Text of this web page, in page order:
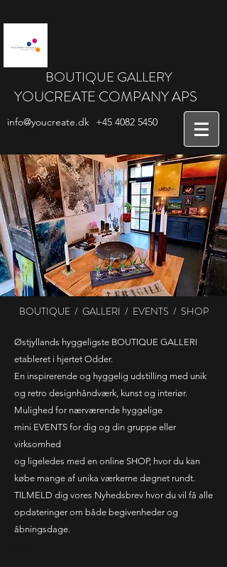
BOUTIQUE GALLERY
YOUCREATE COMPANY APS
info@youcreate.dk +45 4082 5450
BOUTIQUE / GALLERI / EVENTS / SHOP
Østjyllands hyggeligste BOUTIQUE GALLERI
etableret i hjertet Odder.
En inspirerende og hyggelig udstilling med unik
og retro designhåndværk, kunst og interiør.
Mulighed for nærværende hyggelige
mini EVENTS for dig og din gruppe eller
virksomhed
og ligeledes med en online SHOP, hvor du kan
købe mange af unika værkerne døgnet rundt.
TILMELD dig vores Nyhedsbrev hvor du vil få alle
opdateringer om både begivenheder og
åbningsdage.